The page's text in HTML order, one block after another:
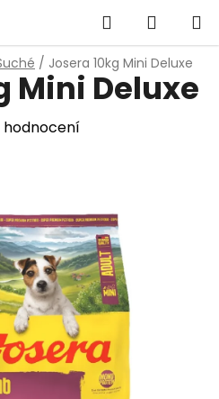
Hledat
KOŠÍK
/ Josera 10kg Mini Deluxe
Mini Deluxe
hodnocení